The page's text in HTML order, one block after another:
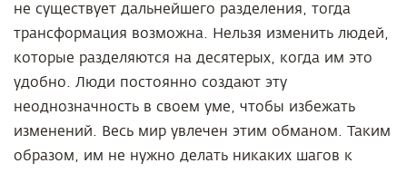
не существует дальнейшего разделения, тогда
трансформация возможна. Нельзя изменить людей,
которые разделяются на десятерых, когда им это
удобно. Люди постоянно создают эту
неоднозначность в своем уме, чтобы избежать
изменений. Весь мир увлечен этим обманом. Таким
образом, им не нужно делать никаких шагов к